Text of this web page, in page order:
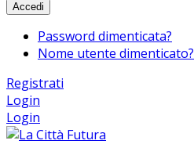
Accedi
Password dimenticata?
Nome utente dimenticato?
Registrati
Login
Login